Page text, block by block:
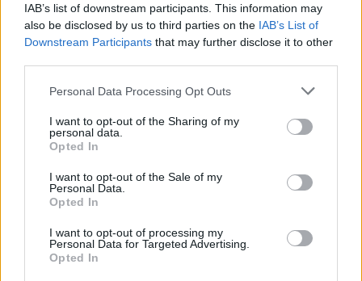
IAB’s list of downstream participants. This information may
also be disclosed by us to third parties on the IAB’s List of
Downstream Participants that may further disclose it to other
Please note that this website/app uses one or more Google
not limited to your visit or usage behaviour. You may click to
grant or deny consent to Google and its third-party tags to
use your data for below specified purposes in below Google
consent section.
Personal Data Processing Opt Outs
I want to opt-out of the Sharing of my
personal data.
Opted In
I want to opt-out of the Sale of my
Personal Data.
Opted In
I want to opt-out of processing my
Personal Data for Targeted Advertising.
Opted In
Sigue leyendo
CONSEJOS DE COCINA